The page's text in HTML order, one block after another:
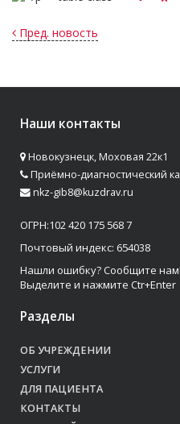
Пред. новость
Наши контакты
Новокузнецк, Моховая 22к1
Приёмно-диагностический
nkz-gib8@kuzdrav.ru
ОГРН:102 420 175 568 7
Почтовый индекс: 654038
Нашли ошибку? Сообщите нам!
Выделите и нажмите Ctr+Enter
Разделы
ОБ УЧРЕЖДЕНИИ
УСЛУГИ
ДЛЯ ПАЦИЕНТА
КОНТАКТЫ